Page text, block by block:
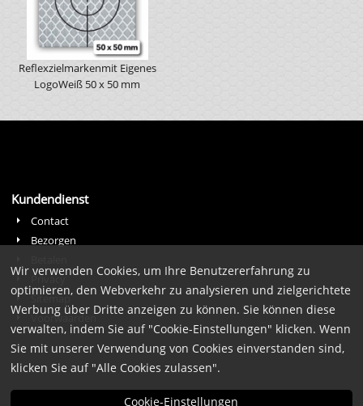
Reflexzielmarkenmit Eigenes
LogoWeiß 50 x 50 mm
Kundendienst
Contact
Bezorgen
Privacy
Sitemap
Voorwaarden
Wir verwenden Cookies, um Ihre Benutzererfahrung zu
optimieren, den Webverkehr zu analysieren und zielgerichtete
Werbung über Dritte anzeigen zu können. Sie können diese
verwalten, indem Sie auf "Cookie-Einstellungen" klicken. Wenn
Sie mit unserer Verwendung von Cookies einverstanden sind,
klicken Sie auf "Alle Cookies zulassen".
Cookie-Einstellungen